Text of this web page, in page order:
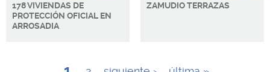
178 VIVIENDAS DE
PROTECCIÓN OFICIAL EN
ARROSADIA
ZAMUDIO TERRAZAS